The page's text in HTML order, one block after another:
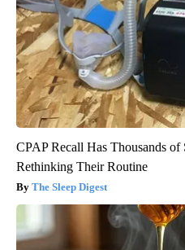
CPAP Recall Has Thousands of
Rethinking Their Routine
The Sleep Digest